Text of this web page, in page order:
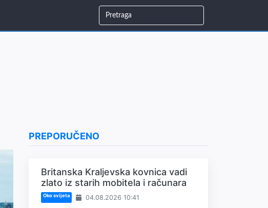
PREPORUČENO
Britanska Kraljevska kovnica vadi
zlato iz starih mobitela i računara
Oko svijeta 04.08.2026 10:41